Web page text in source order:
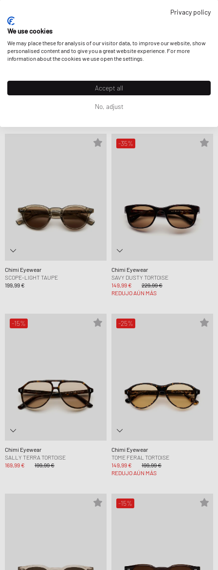
SAVY-BLACK
Chimi Eyewear
SCOPE-DEEP TORTOISE
199,99 €
Chimi Eyewear
SCOPE-LIGHT TAUPE
199,99 €
-35%
Chimi Eyewear
SAVY DUSTY TORTOISE
149,99 €
229,99 €
REDUJO AÚN MÁS
-15%
Chimi Eyewear
SALLY TERRA TORTOISE
169,99 €
199,99 €
-25%
Chimi Eyewear
TOME FERAL TORTOISE
149,99 €
199,99 €
REDUJO AÚN MÁS
-15%
Privacy policy
We use cookies
We may place these for analysis of our visitor data, to improve our website, show
personalised content and to give you a great website experience. For more
information about the cookies we use open the settings.
Accept all
No, adjust